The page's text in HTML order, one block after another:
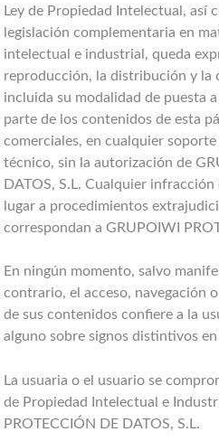
Ley de Propiedad Intelectual, así
legislación complementaria en
intelectual e industrial, queda
reproducción, la distribución y la
incluida su modalidad de puesta
parte de los contenidos de esta
comerciales, en cualquier
técnico, sin la autorización de
DATOS, S.L. Cualquier
lugar a procedimientos
correspondan a GRUPOIWI
En ningún momento, salvo
contrario, el acceso, navegación
de sus contenidos confiere a la
alguno sobre signos distintivos
La usuaria o el usuario se
de Propiedad Intelectual e
PROTECCIÓN DE DATOS, S.L.